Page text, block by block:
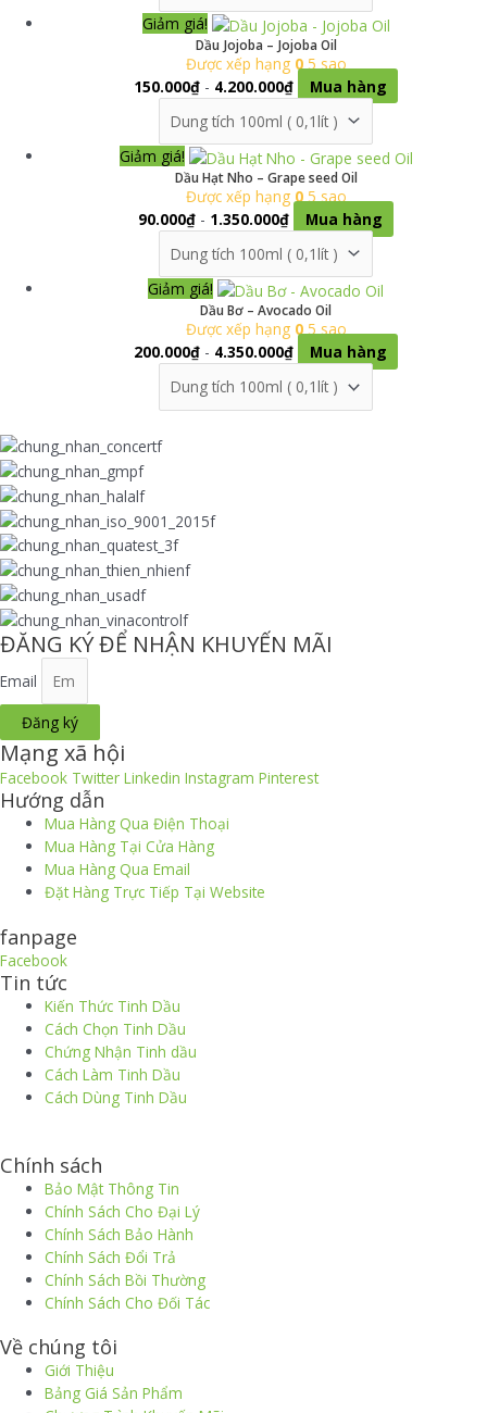
Sản
phẩm
này
có
nhiều
biến
thể.
Các
tùy
chọn
có
thể
được
chọn
trên
trang
sản
phẩm
Giảm giá!
Dầu Jojoba – Jojoba Oil
Được xếp hạng 05 sao
150.000₫ - 4.200.000₫ Mua hàng
Sản
phẩm
này
có
nhiều
biến
thể.
Các
tùy
chọn
có
thể
Giảm giá!
Dầu Hạt Nho – Grape seed Oil
Được xếp hạng 05 sao
90.000₫ - 1.350.000₫ Mua hàng
Sản
phẩm
này
có
nhiều
biến
trang
sản
Giảm giá!
Dầu Bơ – Avocado Oil
Được xếp hạng 05 sao
200.000₫ - 4.350.000₫ Mua hàng
chọn
có
sản
ĐĂNG KÝ ĐỂ NHẬN KHUYẾN MÃI
Email
Đăng ký
Mạng xã hội
Facebook Twitter Linkedin Instagram Pinterest
Hướng dẫn
Mua Hàng Qua Điện Thoại
Mua Hàng Tại Cửa Hàng
Mua Hàng Qua Email
Đặt Hàng Trực Tiếp Tại Website
fanpage
Facebook
Tin tức
Kiến Thức Tinh Dầu
Cách Chọn Tinh Dầu
Chứng Nhận Tinh dầu
Cách Làm Tinh Dầu
Cách Dùng Tinh Dầu
Chính sách
Bảo Mật Thông Tin
Chính Sách Cho Đại Lý
Chính Sách Bảo Hành
Chính Sách Đổi Trả
Chính Sách Bồi Thường
Chính Sách Cho Đối Tác
Về chúng tôi
Giới Thiệu
Bảng Giá Sản Phẩm